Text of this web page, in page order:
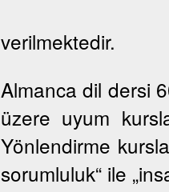
verilmektedir.
Almanca dil dersi
üzere uyum
Yönlendirme
sorumluluk“ ile